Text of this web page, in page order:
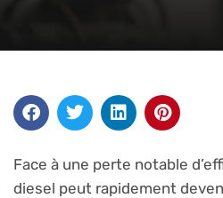
Face à une perte notable
diesel peut rapidement